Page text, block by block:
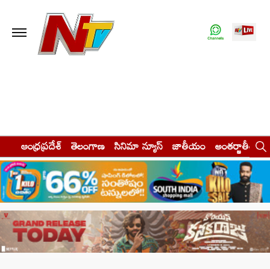
ఆంధ్రప్రదేశ్ తెలంగాణ సినిమా న్యూస్ జాతీయం అంతర్జాతీయం